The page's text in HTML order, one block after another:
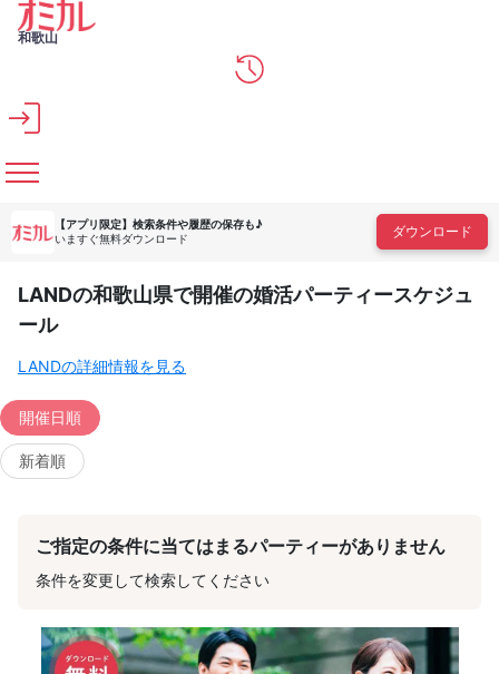
メインコンテンツへスキップ
和歌山
【アプリ限定】 検索条件や履歴の保存も♪
いますぐ無料ダウンロード
ダウンロード
LANDの和歌山県で開催の婚活パーティースケジュ
ール
LANDの詳細情報を見る
開催日順
新着順
ご指定の条件に当てはまるパーティーがありません
条件を変更して検索してください